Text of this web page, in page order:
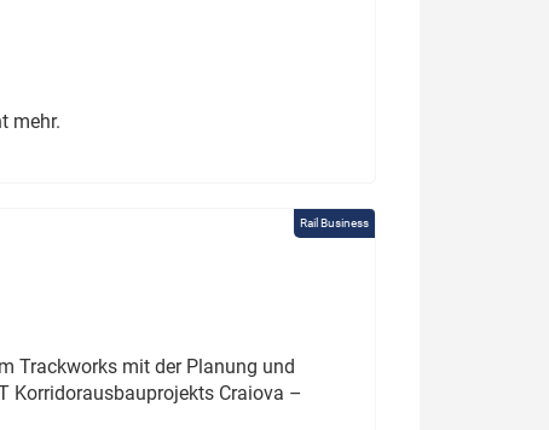
mehr.
Rail Business
Trackworks mit der Planung und
Korridorausbauprojekts Craiova –